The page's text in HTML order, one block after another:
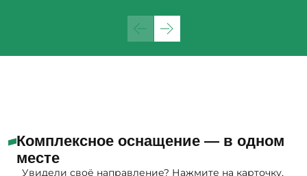
Комплексное оснащение — в одном
месте
Увидели своё направление? Нажмите на карточку,